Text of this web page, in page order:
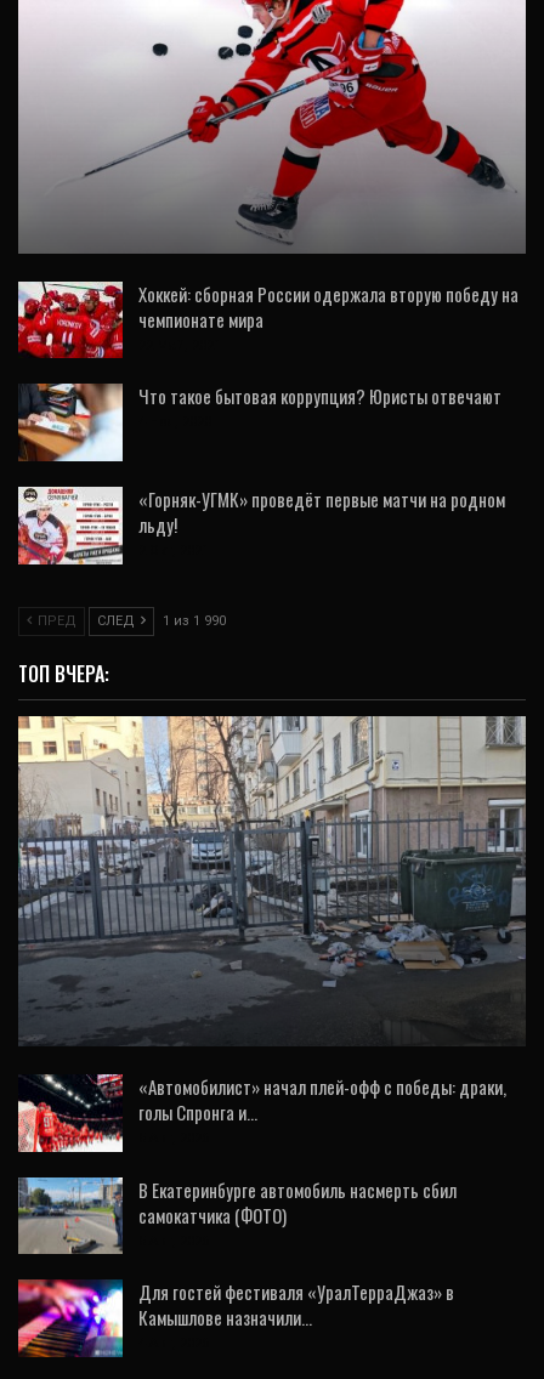
ХК АВТОМОБИЛИСТ
Интервью Александра Щемерова для
Чемпионат.com
Хоккей: сборная России одержала вторую победу на
чемпионате мира
Что такое бытовая коррупция? Юристы отвечают
«Горняк-УГМК» проведёт первые матчи на родном
льду!
ПРЕД СЛЕД 1 из 1 990
ТОП ВЧЕРА:
ВИДЕО
Мусорный террор: в центре Екатеринбурга
под покровом ночи двор забрасывают…
«Автомобилист» начал плей-офф с победы: драки,
голы Спронга и…
В Екатеринбурге автомобиль насмерть сбил
самокатчика (ФОТО)
Для гостей фестиваля «УралТерраДжаз» в
Камышлове назначили…